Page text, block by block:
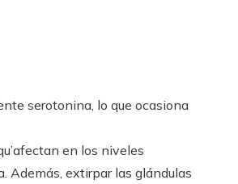
serotonina, lo que ocasiona
en los niveles
Además, extirpar las glándulas